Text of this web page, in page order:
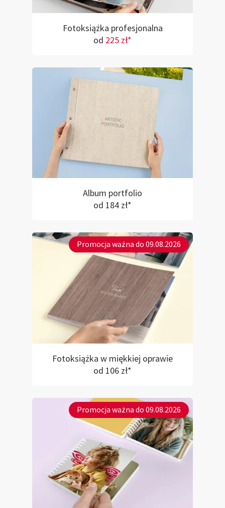
Fotoksiążka profesjonalna
od 225 zł*
Album portfolio
od 184 zł*
Promocja ważna do 09.08.2026
Fotoksiążka w miękkiej oprawie
od 106 zł*
Promocja ważna do 09.08.2026